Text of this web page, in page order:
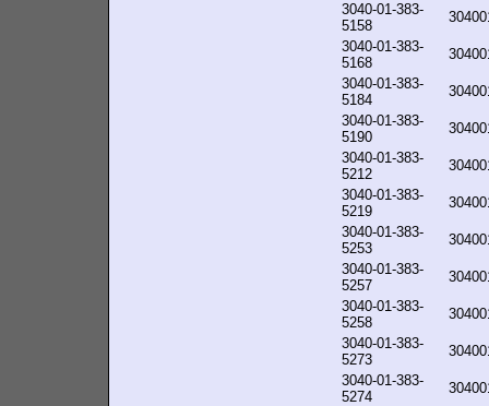
3040-01-383-
5158
3040-01-383-
5168
3040-01-383-
5184
3040-01-383-
5190
3040-01-383-
5212
3040-01-383-
5219
3040-01-383-
5253
3040-01-383-
5257
3040-01-383-
5258
3040-01-383-
5273
3040-01-383-
5274